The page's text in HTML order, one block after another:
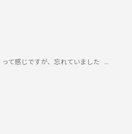
て感じですが、忘れていました ...